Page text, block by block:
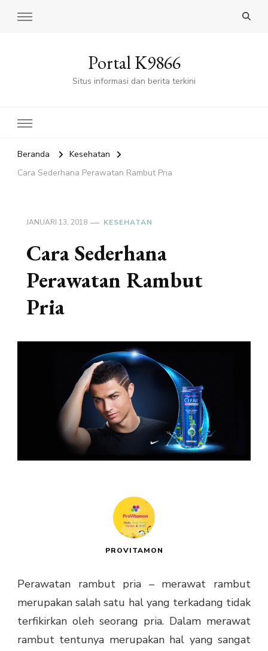
Portal K9866
Situs informasi dan berita terkini
Beranda
Kesehatan
Cara Sederhana Perawatan Rambut Pria
JANUARI 13, 2018 KESEHATAN
Cara Sederhana
Perawatan Rambut
Pria
PROVITAMON
Perawatan rambut pria – merawat rambut
merupakan salah satu hal yang terkadang tidak
terfikirkan oleh seorang pria. Dalam merawat
rambut tentunya merupakan hal yang sangat